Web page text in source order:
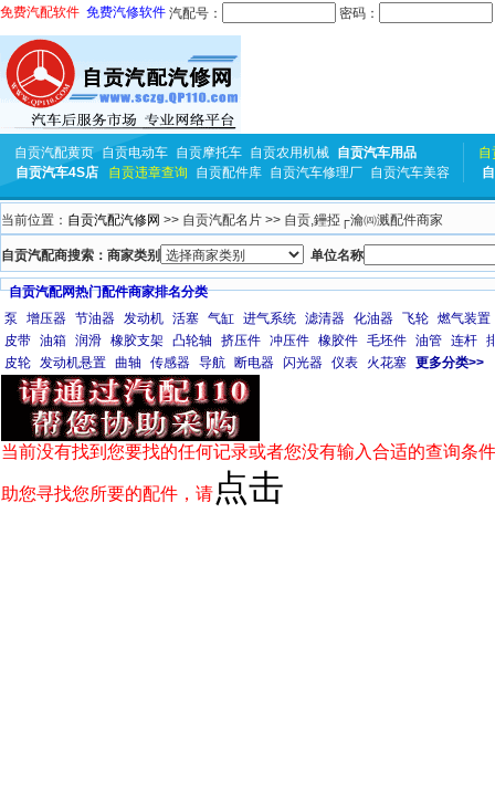
免费汽配软件 免费汽修软件 汽配号： 密码：
自贡汽配黄页 自贡电动车 自贡摩托车 自贡农用机械 自贡汽车用品
自贡汽车4S店
自贡违章查询 自贡配件库 自贡汽车修理厂 自贡汽车美容
自
当前位置： 自贡汽配汽修网 >> 自贡汽配名片 >> 自贡,鑸掗┌瀹㈣溅配件商家
自贡汽配商搜索：商家类别 单位名称
自贡汽配网热门配件商家排名分类
泵
增压器 节油器 发动机 活塞 气缸 进气系统 滤清器 化油器 飞轮 燃气装置
皮带 油箱 润滑 橡胶支架 凸轮轴 挤压件 冲压件 橡胶件 毛坯件 油管 连杆
皮轮 发动机悬置 曲轴 传感器 导航 断电器 闪光器 仪表 火花塞 更多分类>>
当前没有找到您要找的任何记录或者您没有输入合适的查询条
助您寻找您所要的配件，请 点击